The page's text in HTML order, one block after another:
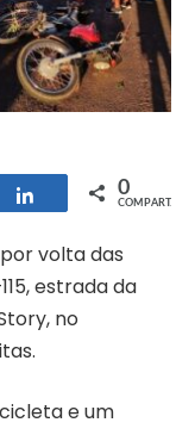
Compartilhar
0
COMPART.
volta das
estrada da
no
e um